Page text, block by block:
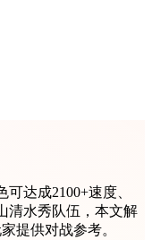
达成2100+速度、
清水秀队伍，本文解
提供对战参考。